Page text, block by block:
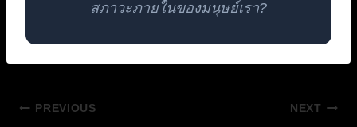
สภาวะภายในของมนุษย์เรา?
แนะแนว
PREVIOUS NEXT